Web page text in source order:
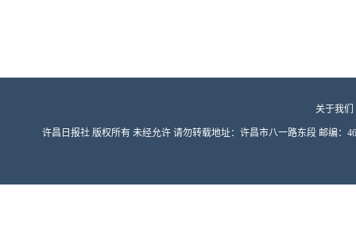
关于我们
许昌日报社 版权所有 未经允许 请勿转载地址：许昌市八一路东段 邮编：